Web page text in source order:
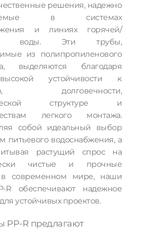
решения, надежно
в системах
и линиях горячей/
воды. Эти трубы,
из полипропиленового
выделяются благодаря
устойчивости к
долговечности,
структуре и
легкого монтажа.
собой идеальный выбор
питьевого водоснабжения, а
растущий спрос на
чистые и прочные
в современном мире, наши
R обеспечивают надежное
устойчивых проектов.
PP-R предлагают